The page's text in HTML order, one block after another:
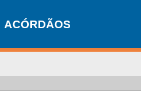
ACÓRDÃOS